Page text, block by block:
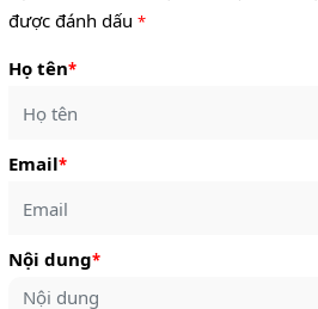
được đánh dấu *
Họ tên*
Email*
Nội dung*